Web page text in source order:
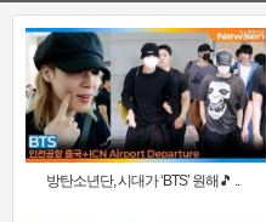
방탄소년단, 시대가 ‘BTS’ 원해🎵 ..